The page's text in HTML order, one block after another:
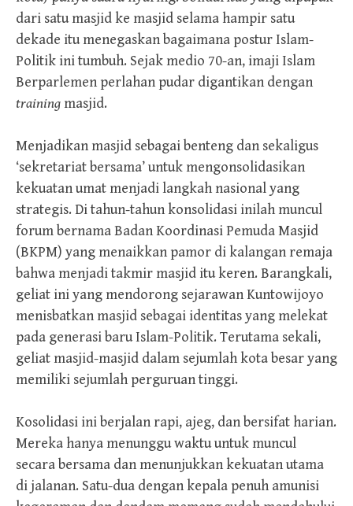
dari satu masjid ke masjid selama hampir satu
dekade itu menegaskan bagaimana postur Islam-
Politik ini tumbuh. Sejak medio 70-an, imaji Islam
Berparlemen perlahan pudar digantikan dengan
training masjid.
Menjadikan masjid sebagai benteng dan sekaligus
‘sekretariat bersama’ untuk mengonsolidasikan
kekuatan umat menjadi langkah nasional yang
strategis. Di tahun-tahun konsolidasi inilah muncul
forum bernama Badan Koordinasi Pemuda Masjid
(BKPM) yang menaikkan pamor di kalangan remaja
bahwa menjadi takmir masjid itu keren. Barangkali,
geliat ini yang mendorong sejarawan Kuntowijoyo
menisbatkan masjid sebagai identitas yang melekat
pada generasi baru Islam-Politik. Terutama sekali,
geliat masjid-masjid dalam sejumlah kota besar yang
memiliki sejumlah perguruan tinggi.
Kosolidasi ini berjalan rapi, ajeg, dan bersifat harian.
Mereka hanya menunggu waktu untuk muncul
secara bersama dan menunjukkan kekuatan utama
di jalanan. Satu-dua dengan kepala penuh amunisi